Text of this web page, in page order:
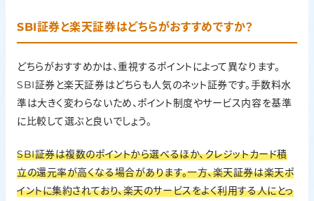
SBI証券と楽天証券はどちらがおすすめですか？
どちらがおすすめかは、重視するポイントによって異なります。
SBI証券と楽天証券はどちらも人気のネット証券です。手数料水
準は大きく変わらないため、ポイント制度やサービス内容を基準
に比較して選ぶと良いでしょう。
SBI証券は複数のポイントから選べるほか、クレジットカード積
立の還元率が高くなる場合があります。一方、楽天証券は楽天ポ
イントに集約されており、楽天のサービスをよく利用する人にとっ